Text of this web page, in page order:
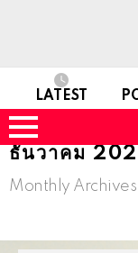
LATEST
Menu
ธันวาคม
Monthly Archives